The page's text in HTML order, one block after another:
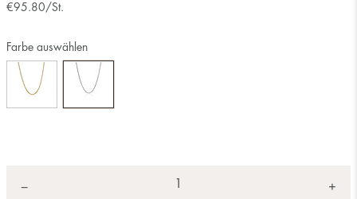
€95.80 /St.
Farbe auswählen
− +